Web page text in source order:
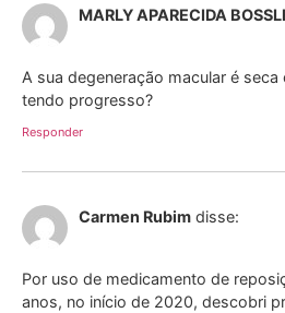
MARLY APARECIDA
A sua degeneração macular é seca
tendo progresso?
Responder
Carmen Rubim disse:
Por uso de medicamento de
anos, no início de 2020, descobri